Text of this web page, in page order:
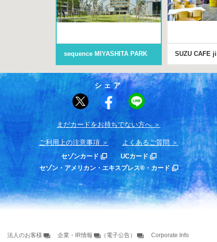
sequence MIYASHITA PARK SUZU CAFE
シェア
まだカードをお持ちでない⽅へ
ご利用上の注意事項 よくあるご質問
セゾンカード
UCカード
セゾン・アメリカン・エキスプレス®・カード
法人のお客様 企業・IR情報 （電子公告） Corporate Info